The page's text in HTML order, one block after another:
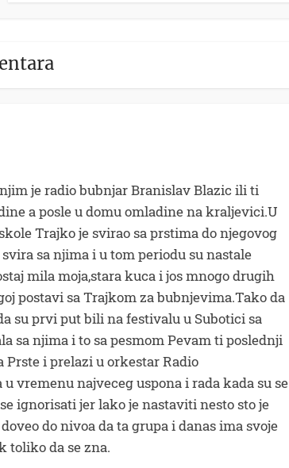
je radio bubnjar Branislav Blazic ili ti
a posle u domu omladine na kraljevici.U
Trajko je svirao sa prstima do njegovog
sa njima i u tom periodu su nastale
mila moja,stara kuca i jos mnogo drugih
postavi sa Trajkom za bubnjevima.Tako da
su prvi put bili na festivalu u Subotici sa
sa njima i to sa pesmom Pevam ti poslednji
Prste i prelazi u orkestar Radio
vremenu najveceg uspona i rada kada su se
ignorisati jer lako je nastaviti nesto sto je
do nivoa da ta grupa i danas ima svoje
toliko da se zna.